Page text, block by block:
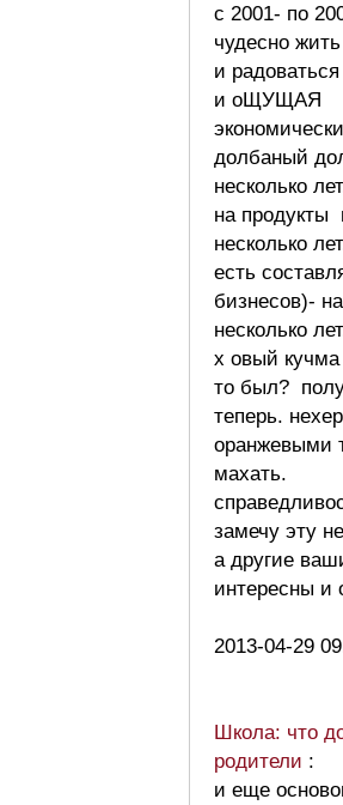
с 2001- по
чудесно жить
и
и оЩУЩАЯ
долбаный
несколько
на продукты
несколько
есть
бизнесов)-
несколько
х овый
то был?
теперь.
оранжевыми
махать.
замечу эту
а другие
интересны и
2013-04-29
Школа: что
родители :
и еще